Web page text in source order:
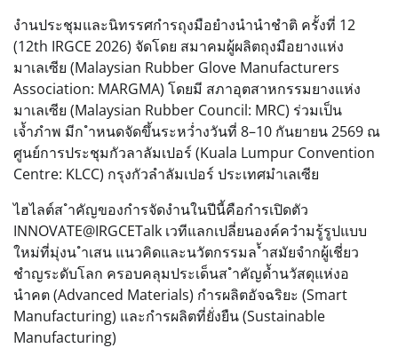
งำนประชุมและนิทรรศกำรถุงมือยำงนำนำชำติ ครั้งที่ 12
(12th IRGCE 2026) จัดโดย สมาคมผู้ผลิตถุงมือยางแห่ง
มาเลเซีย (Malaysian Rubber Glove Manufacturers
Association: MARGMA) โดยมี สภาอุตสาหกรรมยางแห่ง
มาเลเซีย (Malaysian Rubber Council: MRC) ร่วมเป็น
เจ้ำภำพ มีก ำหนดจัดขึ้นระหว่ำงวันที่ 8–10 กันยายน 2569 ณ
ศูนย์การประชุมกัวลาลัมเปอร์ (Kuala Lumpur Convention
Centre: KLCC) กรุงกัวลำลัมเปอร์ ประเทศมำเลเซีย
ไฮไลต์ส ำคัญของกำรจัดงำนในปีนี้คือกำรเปิดตัว
INNOVATE@IRGCETalk เวทีแลกเปลี่ยนองค์ควำมรู้รูปแบบ
ใหม่ที่มุ่งน ำเสน แนวคิดและนวัตกรรมล ้ำสมัยจำกผู้เชี่ยว
ชำญระดับโลก ครอบคลุมประเด็นส ำคัญด้ำนวัสดุแห่งอ
นำคต (Advanced Materials) กำรผลิตอัจฉริยะ (Smart
Manufacturing) และกำรผลิตที่ยั่งยืน (Sustainable
Manufacturing)